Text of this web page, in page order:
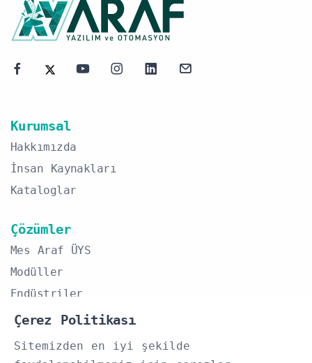
Kurumsal
Hakkımızda
İnsan Kaynakları
Kataloglar
Çözümler
Mes Araf ÜYS
Modüller
Endüstriler
İletişim
+90 (532) 054 12 45
Çerez Politikası
Sitemizden en iyi şekilde